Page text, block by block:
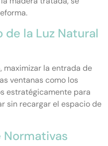
la Luz Natural
maximizar la entrada de
ventanas como los
estratégicamente para
sin recargar el espacio de